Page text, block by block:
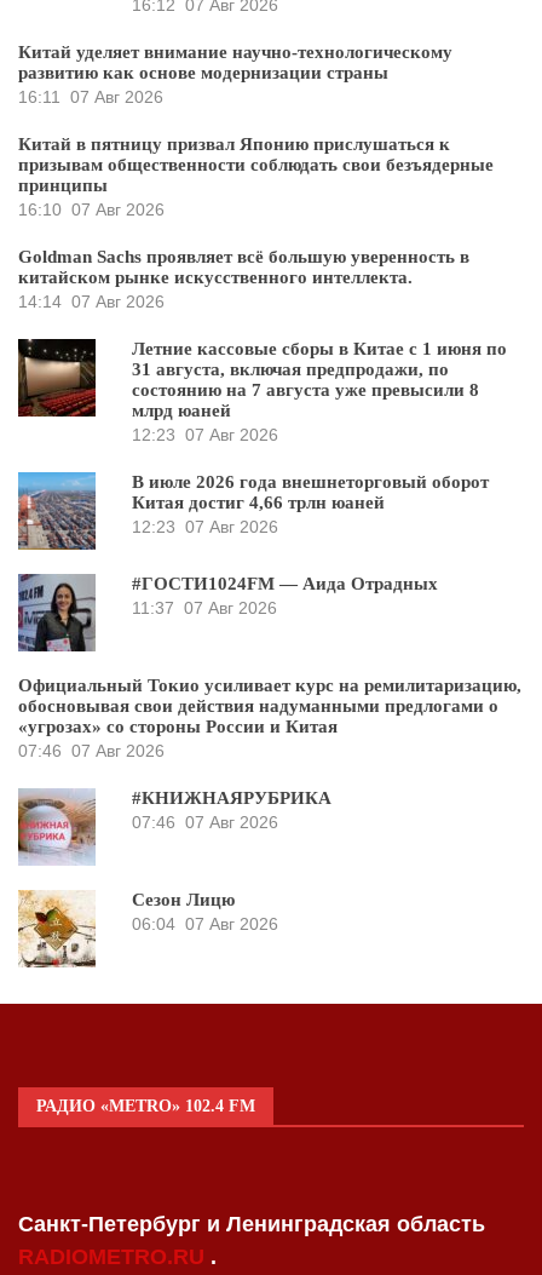
16:12 07 Авг 2026
Китай уделяет внимание научно-технологическому
развитию как основе модернизации страны
16:11
07 Авг 2026
Китай в пятницу призвал Японию прислушаться к
призывам общественности соблюдать свои безъядерные
принципы
16:10 07 Авг 2026
Goldman Sachs проявляет всё большую уверенность в
китайском рынке искусственного интеллекта.
14:14 07 Авг 2026
Летние кассовые сборы в Китае с 1 июня по
31 августа, включая предпродажи, по
состоянию на 7 августа уже превысили 8
млрд юаней
12:23 07 Авг 2026
В июле 2026 года внешнеторговый оборот
Китая достиг 4,66 трлн юаней
12:23 07 Авг 2026
#ГОСТИ1024FM — Аида Отрадных
11:37 07 Авг 2026
Официальный Токио усиливает курс на ремилитаризацию,
обосновывая свои действия надуманными предлогами о
«угрозах» со стороны России и Китая
07:46 07 Авг 2026
#КНИЖНАЯРУБРИКА
07:46 07 Авг 2026
Сезон Лицю
06:04 07 Авг 2026
РАДИО «METRO» 102.4 FM
Санкт-Петербург и Ленинградская область
RADIOMETRO.RU .